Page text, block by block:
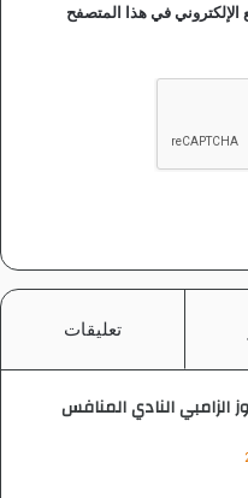
في هذا المتصفح
تعليقات
الزامبي النادي المنافس